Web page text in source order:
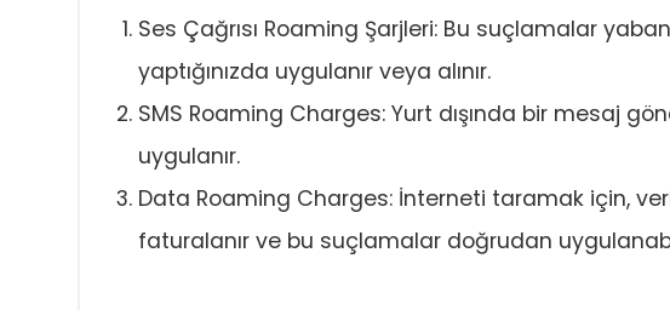
Ses Çağrısı Roaming Şarjleri: Bu suçlamalar
yaptığınızda uygulanır veya alınır.
SMS Roaming Charges: Yurt dışında bir mesaj
uygulanır.
Data Roaming Charges: İnterneti taramak için,
faturalanır ve bu suçlamalar doğrudan